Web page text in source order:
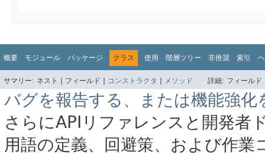
概要 モジュール パッケージ クラス 使用 階層ツリー 非推奨 索引
サマリー: ネスト | フィールド | コンストラクタ | メソッド 詳細: フィール
バグを報告する、または機能強化
さらにAPIリファレンスと開発者
用語の定義、回避策、および作